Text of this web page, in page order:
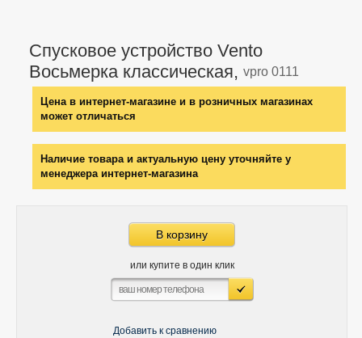
Спусковое устройство Vento
Восьмерка классическая, vpro 0111
Цена в интернет-магазине и в розничных магазинах
может отличаться
Наличие товара и актуальную цену уточняйте у
менеджера интернет-магазина
В корзину
или купите в один клик
Добавить к сравнению